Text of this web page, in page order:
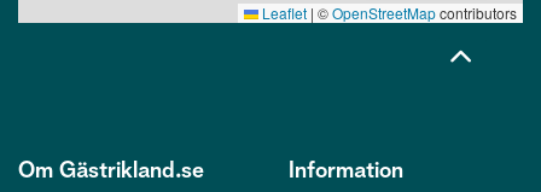
Leaflet | ©OpenStreetMapcontributors
Om Gästrikland.se Information